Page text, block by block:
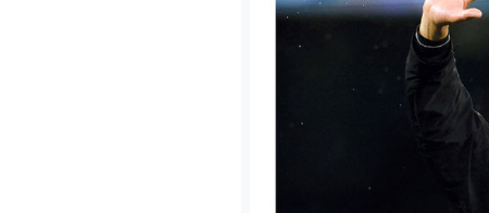
سفينتين محملتين بشحنات عسكرية قبالة سواحل أوديسا
هل يغيّر الذكاء الاصطناعي مصير آلاف العاملين فعلاً؟
حرب منسية لكنها تهدد البشر شرقا وغربا